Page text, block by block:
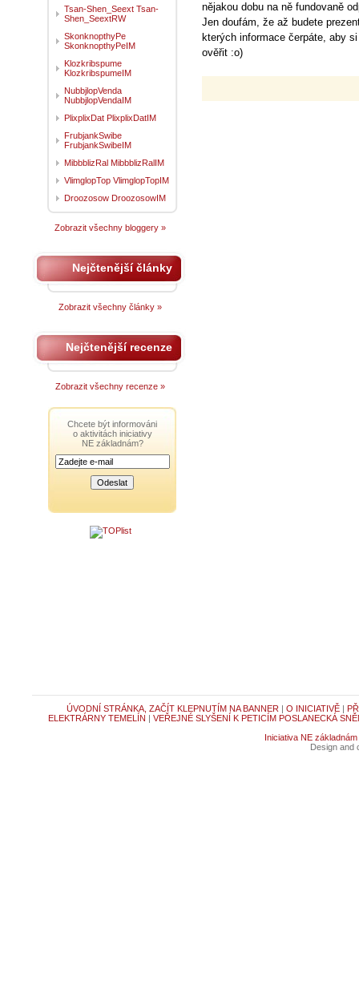
nějakou dobu na ně fundovaně
Jen doufám, že až budete
kterých informace čerpáte, aby
ověřit :o)
Tsan-Shen_Seext Tsan-
Shen_SeextRW
SkonknopthyPe
SkonknopthyPeIM
Klozkribspume
KlozkribspumeIM
NubbjlopVenda
NubbjlopVendaIM
PlixplixDat PlixplixDatIM
FrubjankSwibe
FrubjankSwibeIM
MibbblizRal MibbblizRalIM
VlimglopTop VlimglopTopIM
Droozosow DroozosowIM
Zobrazit všechny bloggery »
Nejčtenější články
Zobrazit všechny články »
Nejčtenější recenze
Zobrazit všechny recenze »
Chcete být informováni
o aktivitách iniciativy
NE základnám?
ÚVODNÍ STRÁNKA, ZAČÍT KLEPNUTÍM NA BANNER | O INICIATIVĚ|
ELEKTRÁRNY TEMELÍN | VEŘEJNÉ SLYŠENÍ K PETICÍM POSLANECKÁ
Iniciativa NE základnám
Design and